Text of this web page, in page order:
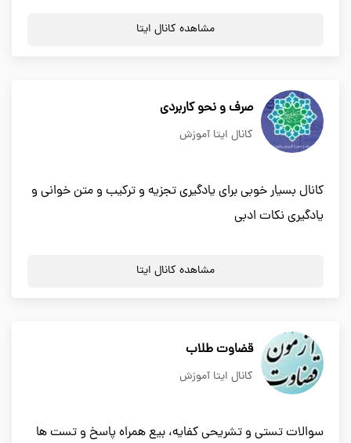
مشاهده کانال ایتا
صرف و نحو کاربردی
کانال ایتا آموزش
کانال بسیار خوبی برای یادگیری تجزیه و ترکیب و متن خوانی و
یادگیری نکات ادبی
مشاهده کانال ایتا
قضاوت طلاب
کانال ایتا آموزش
سوالات تستی و تشریحی کفایه، بیع همراه پاسخ و تست ها